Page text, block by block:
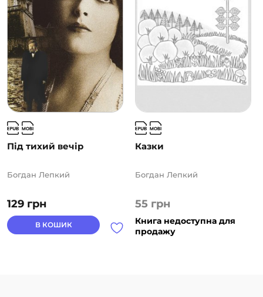
Під тихий вечір
129 грн
Богдан Лепкий
В КОШИК
Казки
55 грн
Богдан Лепкий
Книга недоступна для
продажу